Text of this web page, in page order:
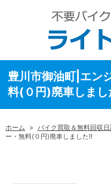
豊川市御油町|エン
料(０円)廃車しまし
ホーム > バイク買取＆無料回収
ー・無料(０円)廃車しました!!